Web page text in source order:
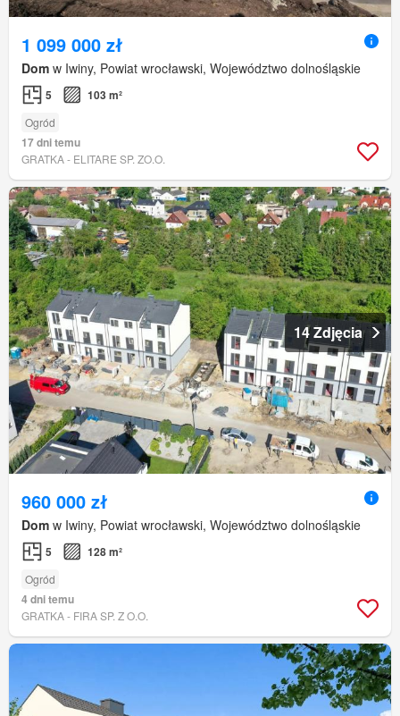
1 099 000 zł
Dom w Iwiny, Powiat wrocławski, Województwo dolnośląskie
5 103 m²
Ogród
17 dni temu
GRATKA - ELITARE SP. ZO.O.
14 Zdjęcia
960 000 zł
Dom w Iwiny, Powiat wrocławski, Województwo dolnośląskie
5 128 m²
Ogród
4 dni temu
GRATKA - FIRA SP. Z O.O.